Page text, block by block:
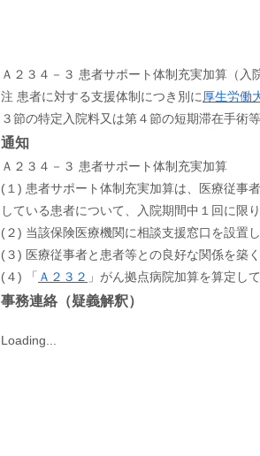
Ａ２３４－３ 患者サポート体制充実加算（入
注 患者に対する支援体制につき別に 厚生労働
３節の特定入院料又は第４節の短期滞在手術
通知
Ａ２３４－３ 患者サポート体制充実加算
(１) 患者サポート体制充実加算は、医療従事
している患者について、入院期間中１回に限
(２) 当該保険医療機関に相談支援窓口を設置
(３) 医療従事者と患者等との良好な関係を築
(４) 「 Ａ２３２ 」がん拠点病院加算を算定し
事務連絡（疑義解釈）
Loading...